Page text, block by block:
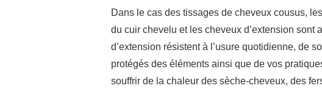
Dans le cas des tissages de cheveux cousus,
du cuir chevelu et les cheveux d’extension sont
d’extension résistent à l’usure quotidienne, de
protégés des éléments ainsi que de vos
souffrir de la chaleur des sèche-cheveux, des